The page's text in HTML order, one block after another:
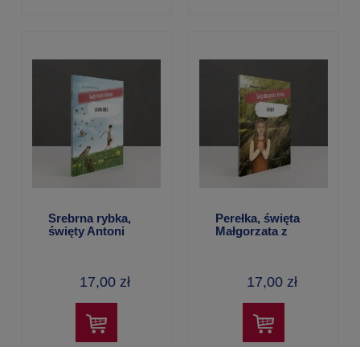
Srebrna rybka,
święty Antoni
17,00 zł
Perełka, święta
Małgorzata z
17,00 zł